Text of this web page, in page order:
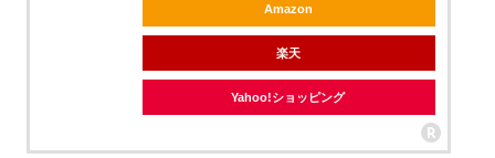
Amazon
楽天
Yahoo!ショッピング